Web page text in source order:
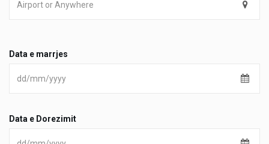
Data e marrjes
Data e Dorezimit